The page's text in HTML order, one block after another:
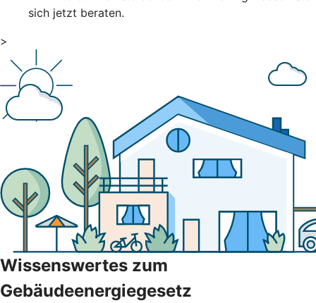
sich jetzt beraten.
>
Wissenswertes zum
Gebäudeenergiegesetz